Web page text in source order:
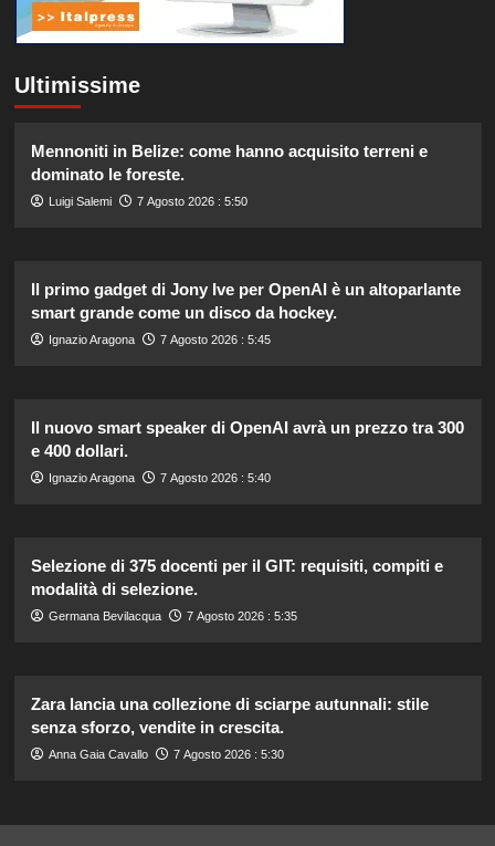
Ultimissime
Mennoniti in Belize: come hanno acquisito terreni e
dominato le foreste.
Luigi Salemi 7 Agosto 2026 : 5:50
Il primo gadget di Jony Ive per OpenAI è un altoparlante
smart grande come un disco da hockey.
Ignazio Aragona 7 Agosto 2026 : 5:45
Il nuovo smart speaker di OpenAI avrà un prezzo tra 300
e 400 dollari.
Ignazio Aragona 7 Agosto 2026 : 5:40
Selezione di 375 docenti per il GIT: requisiti, compiti e
modalità di selezione.
Germana Bevilacqua 7 Agosto 2026 : 5:35
Zara lancia una collezione di sciarpe autunnali: stile
senza sforzo, vendite in crescita.
Anna Gaia Cavallo 7 Agosto 2026 : 5:30